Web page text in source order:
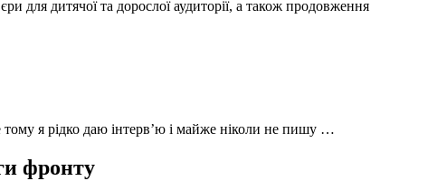
для дитячої та дорослої аудиторії, а також продовження
я рідко даю інтерв’ю і майже ніколи не пишу …
фронту